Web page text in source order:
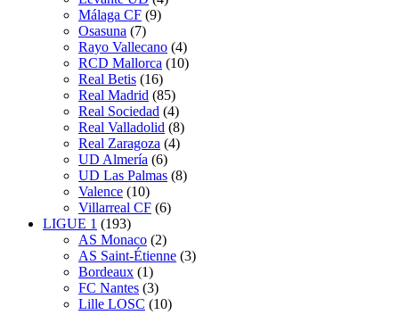
Málaga CF (9)
Osasuna (7)
Rayo Vallecano (4)
RCD Mallorca (10)
Real Betis (16)
Real Madrid (85)
Real Sociedad (4)
Real Valladolid (8)
Real Zaragoza (4)
UD Almería (6)
UD Las Palmas (8)
Valence (10)
Villarreal CF (6)
LIGUE 1 (193)
AS Monaco (2)
AS Saint-Étienne (3)
Bordeaux (1)
FC Nantes (3)
Lille LOSC (10)